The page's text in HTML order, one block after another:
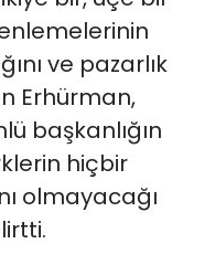
ve pazarlık
Erhürman,
başkanlığın
hiçbir
olmayacağı